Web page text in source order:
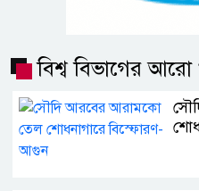
বিশ্ব বিভাগের